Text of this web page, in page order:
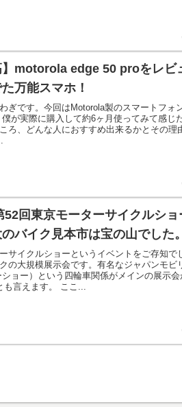
】motorola edge 50 proをレビ
万能スマホ！
ぎです。今回はMotorola製のスマートフォ
が実際に購入して約6ヶ月使ってみて感じ
ろ、どんな人におすすめ出来るかとその理
52回東京モーターサイクルシ
バイク見本市は宝の山でした。
サイクルショーというイベントをご存知で
の大規模展示会です。有名なジャパンモビ
ショー）という四輪車関係がメインの展示
も言えます。 ここ...